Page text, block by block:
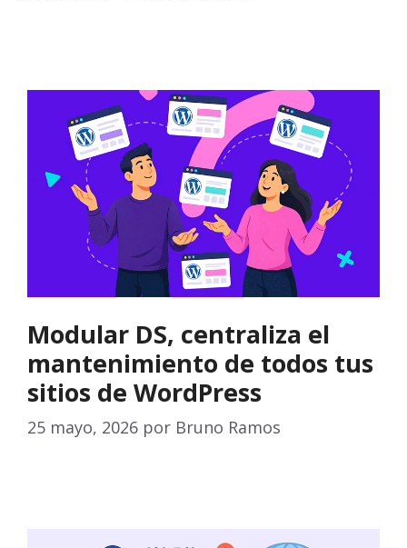
Modular DS, centraliza el
mantenimiento de todos tus
sitios de WordPress
25 mayo, 2026 por Bruno Ramos